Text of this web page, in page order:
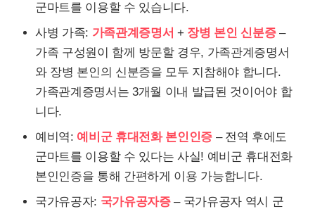
군마트를 이용할 수 있습니다.
사병 가족: 가족관계증명서 + 장병 본인 신분증–
가족 구성원이 함께 방문할 경우, 가족관계증명서
와 장병 본인의 신분증을 모두 지참해야 합니다.
가족관계증명서는 3개월 이내 발급된 것이어야 합
니다.
예비역: 예비군 휴대전화 본인인증– 전역 후에도
군마트를 이용할 수 있다는 사실! 예비군 휴대전화
본인인증을 통해 간편하게 이용 가능합니다.
국가유공자: 국가유공자증– 국가유공자 역시 군